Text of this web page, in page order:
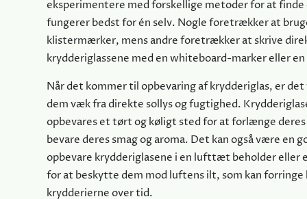
eksperimentere med forskellige metoder for at finde
fungerer bedst for én selv. Nogle foretrækker at
klistermærker, mens andre foretrækker at skrive
krydderiglassene med en whiteboard-marker eller
Når det kommer til opbevaring af krydderiglas, er
dem væk fra direkte sollys og fugtighed.
opbevares et tørt og køligt sted for at forlænge deres
bevare deres smag og aroma. Det kan også være en
opbevare krydderiglasene i en lufttæt beholder
for at beskytte dem mod luftens ilt, som kan
krydderierne over tid.